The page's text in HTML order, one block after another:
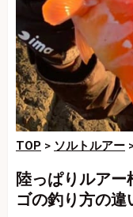
TOP > ソルトルアー
陸っぱりルア
ゴの釣り方の違